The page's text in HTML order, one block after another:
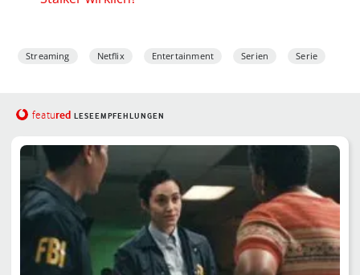
Streaming Netflix Entertainment Serien Serie
featured LESEEMPFEHLUNGEN